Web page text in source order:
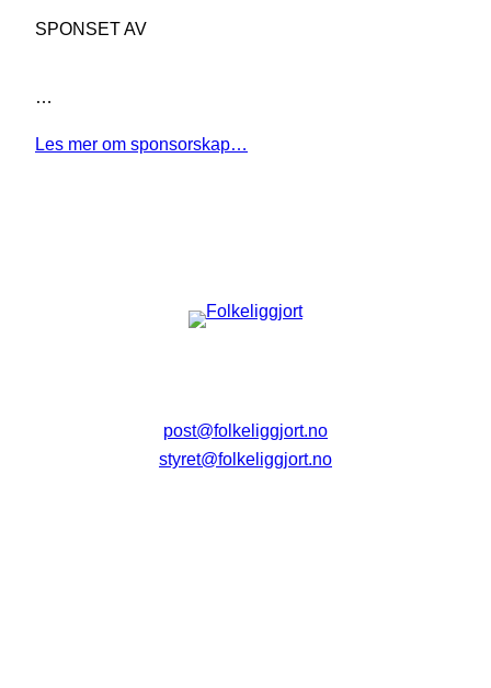
SPONSET AV
…
Les mer om sponsorskap…
post@folkeliggjort.no
styret@folkeliggjort.no